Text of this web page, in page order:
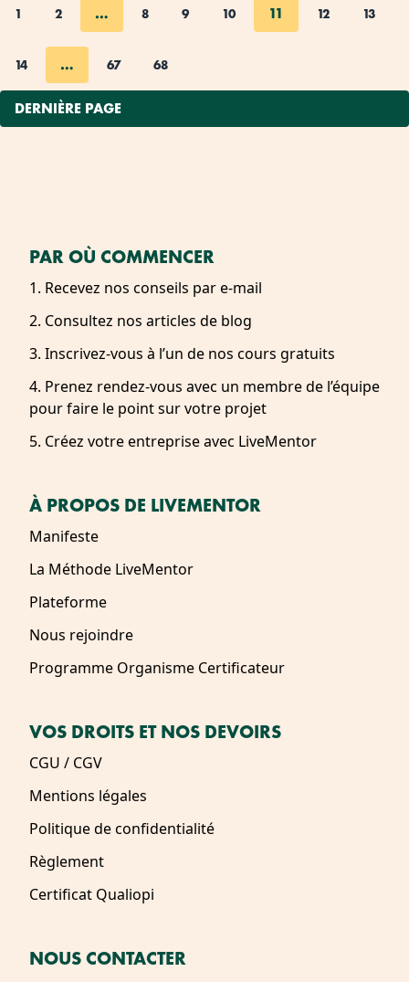
1 2 … 8 9 10 11 12 13
14 … 67 68
DERNIÈRE PAGE
PAR OÙ COMMENCER
1. Recevez nos conseils par e-mail
2. Consultez nos articles de blog
3. Inscrivez-vous à l’un de nos cours gratuits
4. Prenez rendez-vous avec un membre de l’équipe
pour faire le point sur votre projet
5. Créez votre entreprise avec LiveMentor
À PROPOS DE LIVEMENTOR
Manifeste
La Méthode LiveMentor
Plateforme
Nous rejoindre
Programme Organisme Certificateur
VOS DROITS ET NOS DEVOIRS
CGU / CGV
Mentions légales
Politique de confidentialité
Règlement
Certificat Qualiopi
NOUS CONTACTER